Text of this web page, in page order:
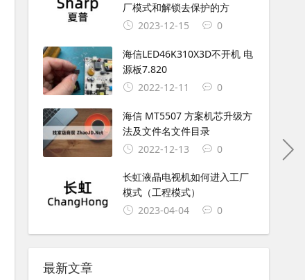
厂模式和解锁去保护的方
2023-12-15
0
海信LED46K310X3D不开机 电
源板7.820
2022-12-11
0
海信 MT5507 方案机芯升级方
法及文件名文件目录
2022-12-13
0
长虹液晶电视机如何进入工厂
模式（工程模式）
2023-04-04
0
最新文章